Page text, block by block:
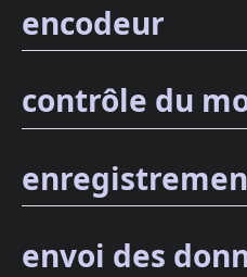
encodeur
contrôle du
envoi des